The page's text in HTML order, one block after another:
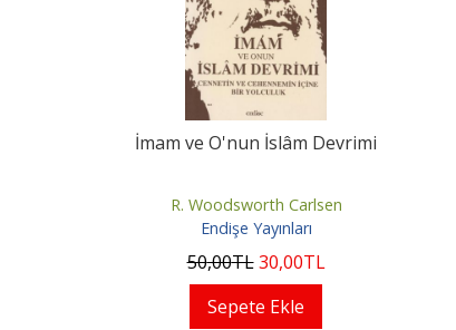
İmam ve O'nun İslâm Devrimi
R. Woodsworth Carlsen
Endişe Yayınları
50,00TL 30,00TL
Sepete Ekle